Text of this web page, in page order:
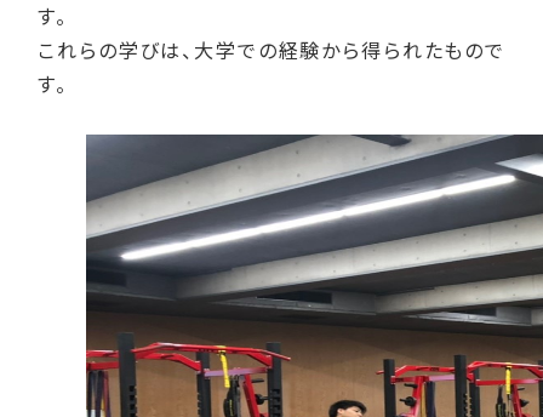
す。
これらの学びは、大学での経験から得られたもので
す。